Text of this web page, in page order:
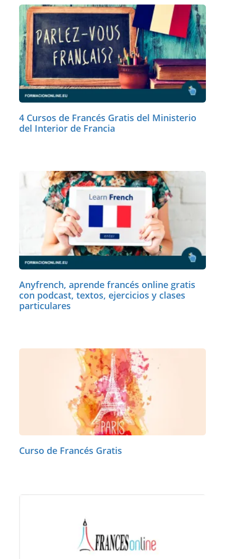
4 Cursos de Francés Gratis del Ministerio
del Interior de Francia
Anyfrench, aprende francés online gratis
con podcast, textos, ejercicios y clases
particulares
Curso de Francés Gratis